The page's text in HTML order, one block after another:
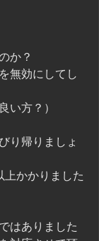
か？
無効にしてし
い方？）
り帰りましょ
上かかりました
はありました